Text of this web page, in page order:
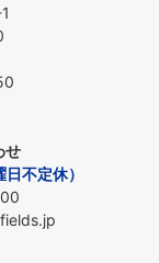
せ
不定休）